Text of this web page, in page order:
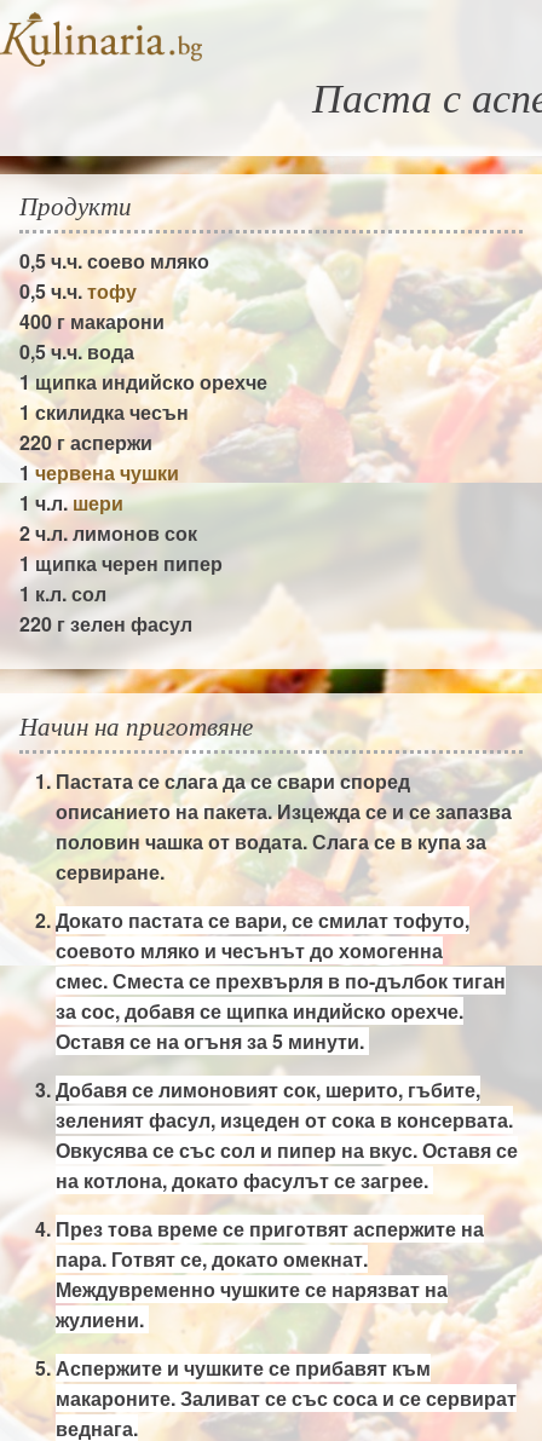
Паста с
Продукти
0,5 ч.ч.соево мляко
0,5 ч.ч.тофу
400 г макарони
0,5 ч.ч. вода
1 щипка индийско орехче
1 скилидкачесън
220 гаспержи
1червена чушки
1 ч.л.шери
2 ч.л.лимонов сок
1 щипкачерен пипер
1 к.л.сол
220 гзелен фасул
Начин на приготвяне
Пастата се слага да се свари според
описанието на пакета. Изцежда се и се запазва
половин чашка от водата. Слага се в купа за
сервиране.
Докато пастата се вари, се смилат тофуто,
соевото мляко и чесънът до хомогенна
смес.Сместа се прехвърля в по-дълбок тиган
за сос, добавя се щипка индийско орехче.
Оставя се на огъня за 5 минути.
Добавя се лимоновият сок, шерито, гъбите,
зеленият фасул, изцеден от сока в консервата.
Овкусява се със сол и пипер на вкус. Оставя се
на котлона, докато фасулът се загрее.
През това време се приготвят аспержите на
пара. Готвят се, докато омекнат.
Междувременно чушките се нарязват на
жулиени.
Аспержите и чушките се прибавят към
макароните. Заливат се със соса и се сервират
веднага.